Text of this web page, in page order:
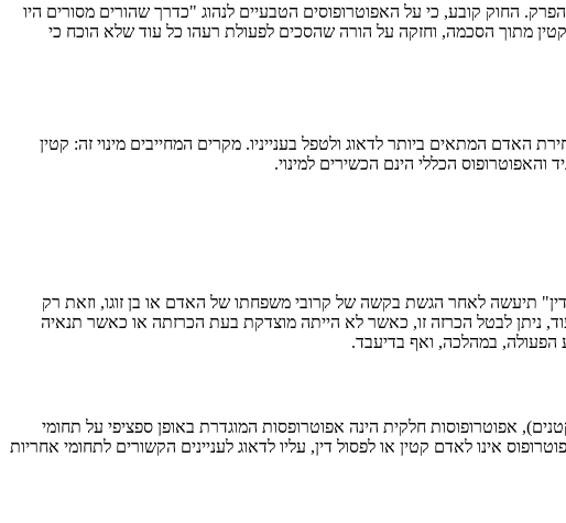
החוק קובע, כי על האפוטרופוסים הטבעיים לנהוג "כדרך שהורים מסורים היו
לקטין מתוך הסכמה, וחזקה על הורה שהסכים לפעולת רעהו כל עוד שלא הוכח כי
האדם המתאים ביותר לדאוג ולטפל בענייניו. מקרים המחייבים מינוי זה: קטין
והאפוטרופוס הכללי הינם הכשירים למינוי.
תיעשה לאחר הגשת בקשה של קרובי משפחתו של האדם או בן זוגו, וזאת רק
ניתן לבטל הכרזה זו, כאשר לא הייתה מוצדקת בעת הכרזתה או כאשר תנאיה
הפעולה, במהלכה, ואף בדיעבד.
אפוטרופוסות חלקית הינה אפוטרופסות המוגדרת באופן ספציפי על תחומי
אינו לאדם קטין או לפסול דין, עליו לדאוג לעניינים הקשורים לתחומי אחריות